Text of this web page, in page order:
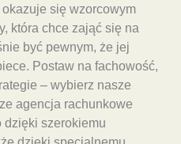
się wzorcowym
która chce zająć się na
być pewnym, że jej
Postaw na fachowość,
– wybierz nasze
agencja rachunkowe
dzięki szerokiemu